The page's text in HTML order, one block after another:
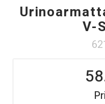
V-